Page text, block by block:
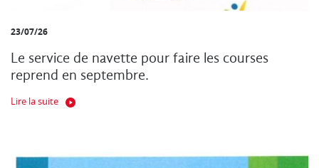
23/07/26
Le service de navette pour faire les courses
reprend en septembre.
Lire la suite